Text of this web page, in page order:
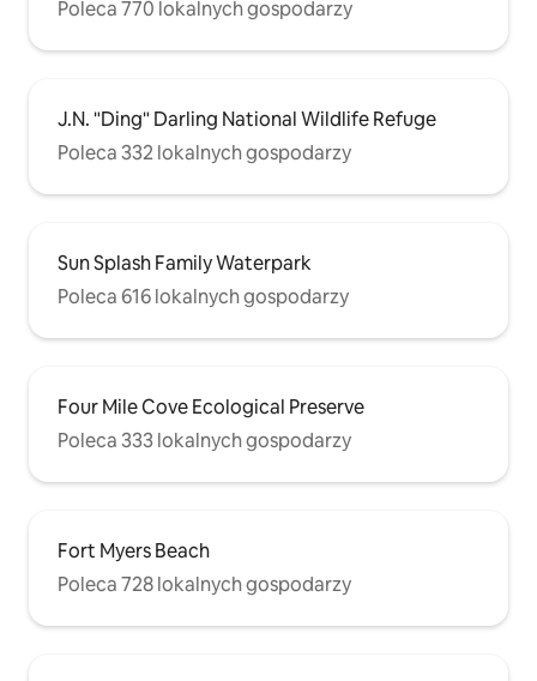
Poleca 770 lokalnych gospodarzy
J.N. "Ding" Darling National Wildlife Refuge
Poleca 332 lokalnych gospodarzy
Sun Splash Family Waterpark
Poleca 616 lokalnych gospodarzy
Four Mile Cove Ecological Preserve
Poleca 333 lokalnych gospodarzy
Fort Myers Beach
Poleca 728 lokalnych gospodarzy